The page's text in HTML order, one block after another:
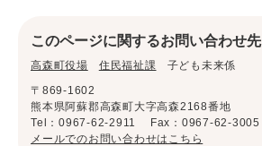
このページに関するお問い合わせ先
高森町役場 住民福祉課
子ども未来係
〒869-1602
熊本県阿蘇郡高森町大字高森2168番地
Tel：0967-62-2911
Fax：0967-62-3005
メールでのお問い合わせはこちら